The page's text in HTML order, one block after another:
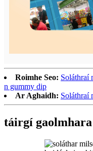
Roimhe Seo: Soláthraí
n gummy dip
Ar Aghaidh: Soláthraí
táirgí gaolmhara